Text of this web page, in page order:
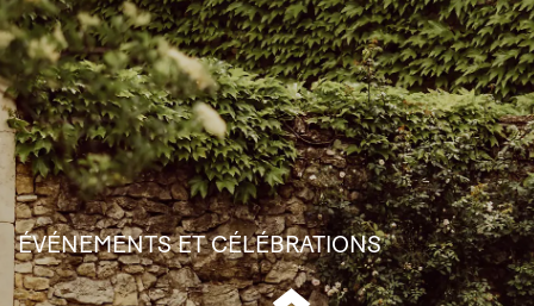
ÉVÉNEMENTS ET CÉLÉBRATIONS